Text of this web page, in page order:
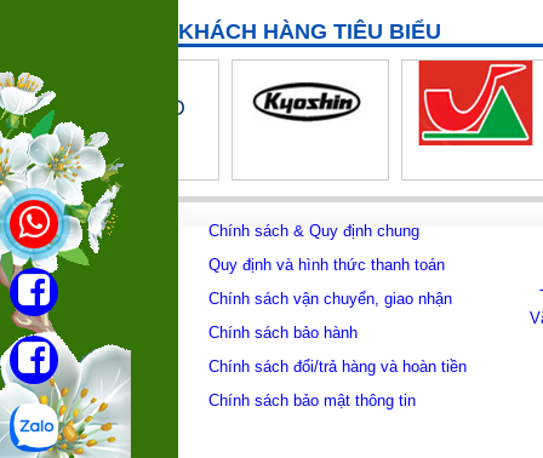
Màng lọc MBR Memstar(Mang
MBR)- Giải pháp xử lý nước thải hiệu
Cảm biến pH Mettler Toledo 405-60-
KHÁCH HÀNG TIÊU BIỂU
Chính sách & Quy định chung
Quy định và hình thức thanh toán
Chính sách vận chuyển, giao nhận
Chính sách bảo hành
Chính sách đổi/trả hàng và hoàn tiền
Chính sách bảo mật thông tin